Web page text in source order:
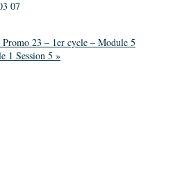
07
23 – 1er cycle – Module 5
1 Session 5 »